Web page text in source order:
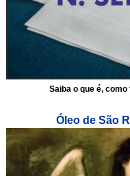
Saiba o que é,
Óleo de São